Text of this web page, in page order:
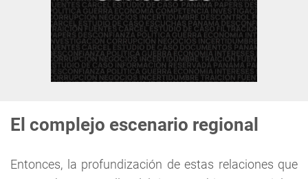
El complejo escenario regional
Entonces, la profundización de estas relaciones que